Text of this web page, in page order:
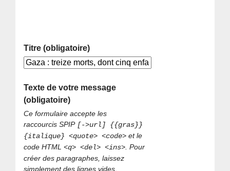
Titre (obligatoire)
Texte de votre message
(obligatoire)
Ce formulaire accepte les
raccourcis SPIP [->url] {{gras}}
{italique} <quote> <code> et le
code HTML<q> <del> <ins>. Pour
créer des paragraphes, laissez
simplement des lignes vides.